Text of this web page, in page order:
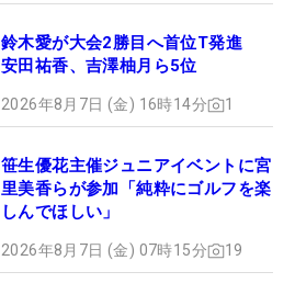
鈴木愛が大会2勝目へ首位T発進
安田祐香、吉澤柚月ら5位
2026年8月7日 (金) 16時14分 1
笹生優花主催ジュニアイベントに宮
里美香らが参加「純粋にゴルフを楽
しんでほしい」
2026年8月7日 (金) 07時15分 19